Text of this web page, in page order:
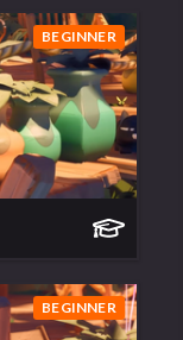
BEGINNER
BEGINNER